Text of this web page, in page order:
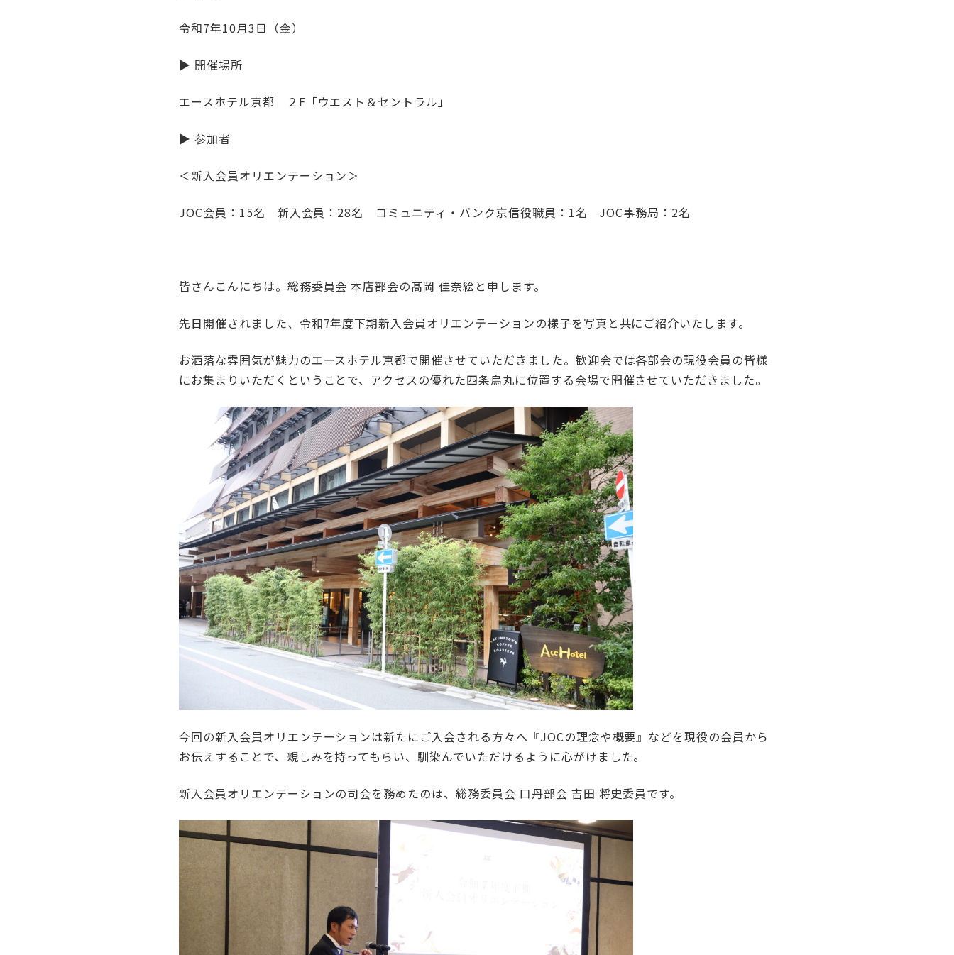
令和7年10月3日（金）
▶ 開催場所
エースホテル京都 ２F「ウエスト＆セントラル」
▶ 参加者
＜新入会員オリエンテーション＞
JOC会員：15名 新入会員：28名 コミュニティ・バンク京信役職員：1名 JOC事務局：2名
皆さんこんにちは。総務委員会 本店部会の髙岡 佳奈絵と申します。
先日開催されました、令和7年度下期新入会員オリエンテーションの様子を写真と共にご紹介いたします。
お洒落な雰囲気が魅力のエースホテル京都で開催させていただきました。歓迎会では各部会の現役会員の皆様
にお集まりいただくということで、アクセスの優れた四条烏丸に位置する会場で開催させていただきました。
今回の新入会員オリエンテーションは新たにご入会される方々へ『JOCの理念や概要』などを現役の会員から
お伝えすることで、親しみを持ってもらい、馴染んでいただけるように心がけました。
新入会員オリエンテーションの司会を務めたのは、総務委員会 口丹部会 吉田 将史委員です。